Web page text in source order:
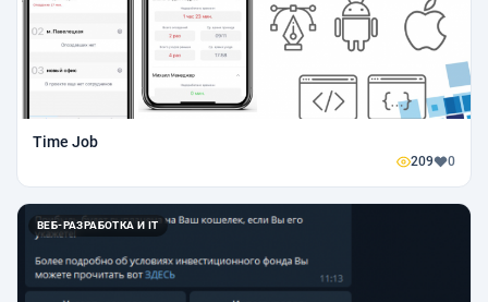
Time Job
209 0
ВЕБ-РАЗРАБОТКА И IT